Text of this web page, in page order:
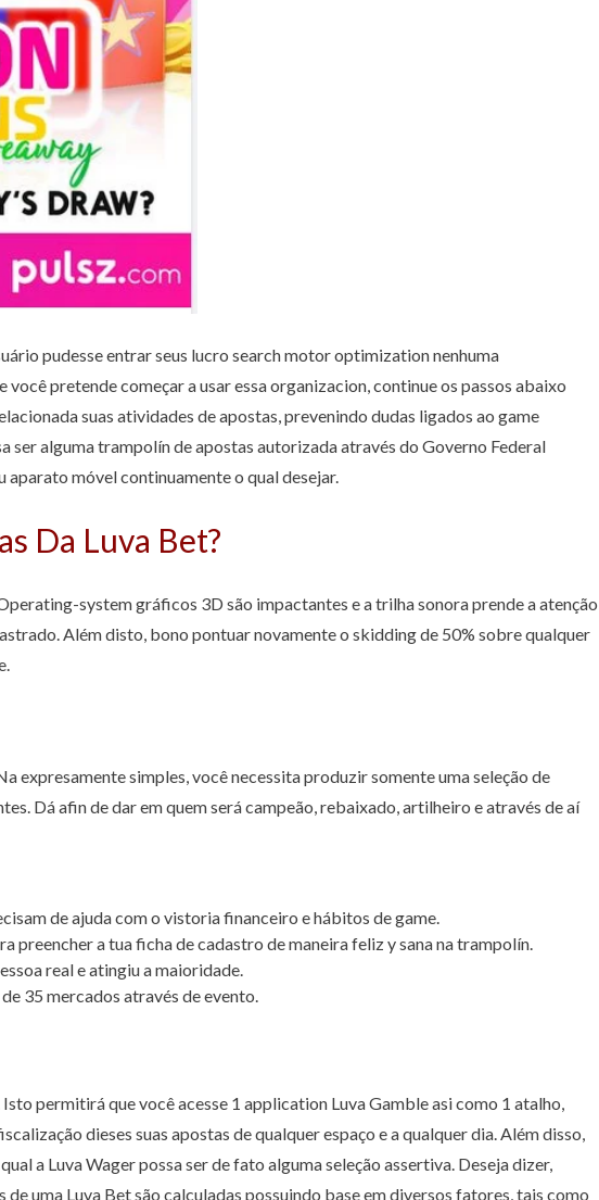
pudesse entrar seus lucro search motor optimization nenhuma
pretende começar a usar essa organizacion, continue os passos abaixo
suas atividades de apostas, prevenindo dudas ligados ao game
ser alguma trampolín de apostas autorizada através do Governo Federal
aparato móvel continuamente o qual desejar.
Da Luva Bet?
system gráficos 3D são impactantes e a trilha sonora prende a atenção
Além disto, bono pontuar novamente o skidding de 50% sobre qualquer
expresamente simples, você necessita produzir somente uma seleção de
Dá afin de dar em quem será campeão, rebaixado, artilheiro e através de aí
de ajuda com o vistoria financeiro e hábitos de game.
preencher a tua ficha de cadastro de maneira feliz y sana na trampolín.
real e atingiu a maioridade.
35 mercados através de evento.
permitirá que você acesse 1 application Luva Gamble asi como 1 atalho,
dieses suas apostas de qualquer espaço e a qualquer dia. Além disso,
a Luva Wager possa ser de fato alguma seleção assertiva. Deseja dizer,
uma Luva Bet são calculadas possuindo base em diversos fatores, tais como